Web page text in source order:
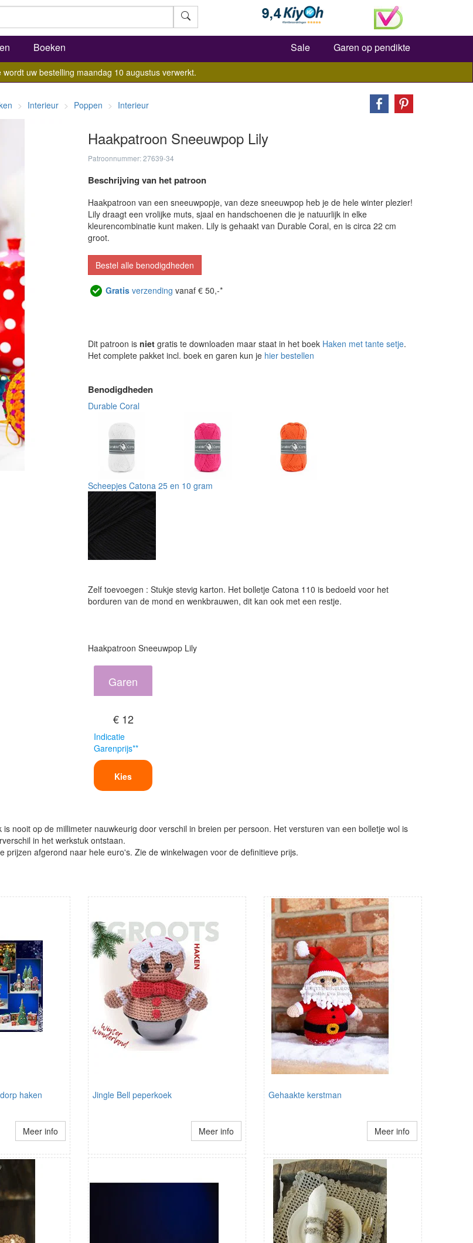
Zoeken
Boeken Sale Garen op pendikte
wordt uw bestelling maandag 10 augustus verwerkt.
Interieur Poppen Interieur
Haakpatroon Sneeuwpop Lily
Patroonnummer: 27639-34
Beschrijving van het patroon
Haakpatroon van een sneeuwpopje, van deze sneeuwpop heb je de hele winter plezier!
Lily draagt een vrolijke muts, sjaal en handschoenen die je natuurlijk in elke
kleurencombinatie kunt maken. Lily is gehaakt van Durable Coral, en is circa 22 cm
groot.
Bestel alle benodigdheden
Gratis verzending vanaf € 50,-*
Dit patroon is niet gratis te downloaden maar staat in het boek Haken met tante setje.
Het complete pakket incl. boek en garen kun je hier bestellen
Benodigdheden
Durable Coral
Scheepjes Catona 25 en 10 gram
Zelf toevoegen : Stukje stevig karton. Het bolletje Catona 110 is bedoeld voor het
borduren van de mond en wenkbrauwen, dit kan ook met een restje.
Haakpatroon Sneeuwpop Lily
Garen
€ 12
Indicatie
Garenprijs**
Kies
nooit op de millimeter nauwkeurig door verschil in breien per persoon. Het versturen van een bolletje wol is
in het werkstuk ontstaan.
afgerond naar hele euro's. Zie de winkelwagen voor de definitieve prijs.
haken
Meer info
Jingle Bell peperkoek
Meer info
Gehaakte kerstman
Meer info